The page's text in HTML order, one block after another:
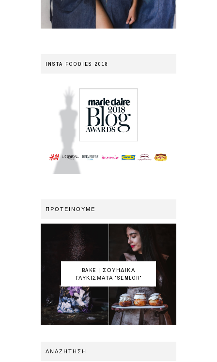
INSTA FOODIES 2018
ΠΡΟΤΕΙΝΟΥΜΕ
BAKE | ΣΟΥΗΔΙΚΑ
ΓΛΥΚΙΣΜΑΤΑ "SEMLOR"
ΑΝΑΖΗΤΗΣΗ